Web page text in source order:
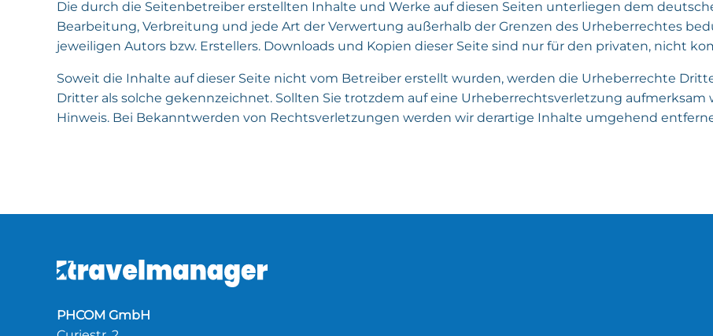
Die durch die Seitenbetreiber erstellten Inhalte und Werke auf diesen Seiten unterliegen dem
Bearbeitung, Verbreitung und jede Art der Verwertung außerhalb der Grenzen des Urheberrechtes
jeweiligen Autors bzw. Erstellers. Downloads und Kopien dieser Seite sind nur für den privaten, nicht
Soweit die Inhalte auf dieser Seite nicht vom Betreiber erstellt wurden, werden die Urheberrechte
Dritter als solche gekennzeichnet. Sollten Sie trotzdem auf eine Urheberrechtsverletzung
Hinweis. Bei Bekanntwerden von Rechtsverletzungen werden wir derartige Inhalte umgehend
PHCOM GmbH